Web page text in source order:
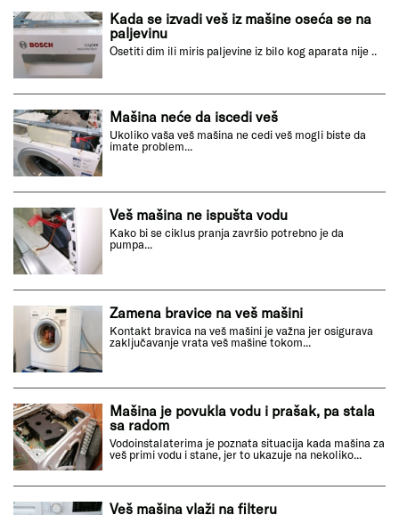
Kada se izvadi veš iz mašine oseća se na
paljevinu
Osetiti dim ili miris paljevine iz bilo kog aparata nije ..
Mašina neće da iscedi veš
Ukoliko vaša veš mašina ne cedi veš mogli biste da
imate problem...
Veš mašina ne ispušta vodu
Kako bi se ciklus pranja završio potrebno je da
pumpa...
Zamena bravice na veš mašini
Kontakt bravica na veš mašini je važna jer osigurava
zaključavanje vrata veš mašine tokom...
Mašina je povukla vodu i prašak, pa stala
sa radom
Vodoinstalaterima je poznata situacija kada mašina za
veš primi vodu i stane, jer to ukazuje na nekoliko...
Veš mašina vlaži na filteru